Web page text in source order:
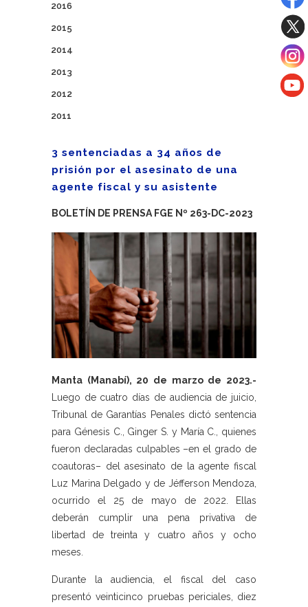
2016
2015
2014
2013
2012
2011
3 sentenciadas a 34 años de
prisión por el asesinato de una
agente fiscal y su asistente
BOLETÍN DE PRENSA FGE Nº 263-DC-2023
Manta (Manabí), 20 de marzo de 2023.-
Luego de cuatro días de audiencia de juicio,
Tribunal de Garantías Penales dictó sentencia
para Génesis C., Ginger S. y María C., quienes
fueron declaradas culpables –en el grado de
coautoras– del asesinato de la agente fiscal
Luz Marina Delgado y de Jéfferson Mendoza,
ocurrido el 25 de mayo de 2022. Ellas
deberán cumplir una pena privativa de
libertad de treinta y cuatro años y ocho
meses.
Durante la audiencia, el fiscal del caso
presentó veinticinco pruebas periciales, diez